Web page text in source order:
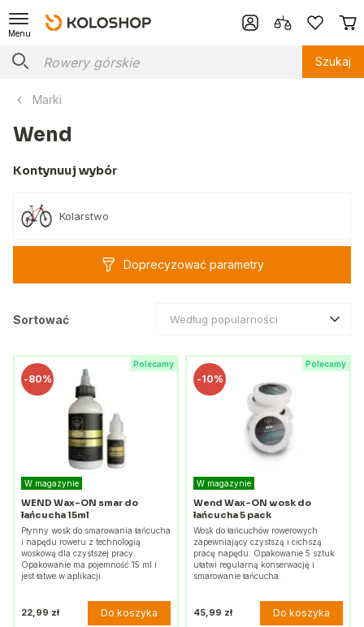
Menu
Szukaj
Marki
Wend
Kontynuuj wybór
Kolarstwo
Doprecyzować parametry
Sortować Według popularności
Polecamy
-80%
W magazynie
WEND Wax-ON smar do
łańcucha 15ml
Płynny wosk do smarowania łańcucha
i napędu roweru z technologią
woskową dla czystszej pracy.
Opakowanie ma pojemność 15 ml i
jest łatwe w aplikacji.
22,99 zł Do koszyka
Polecamy
-10%
W magazynie
Wend Wax-ON wosk do
łańcucha 5 pack
Wosk do łańcuchów rowerowych
zapewniający czystszą i cichszą
pracę napędu. Opakowanie 5 sztuk
ułatwi regularną konserwację i
smarowanie łańcucha.
45,99 zł Do koszyka